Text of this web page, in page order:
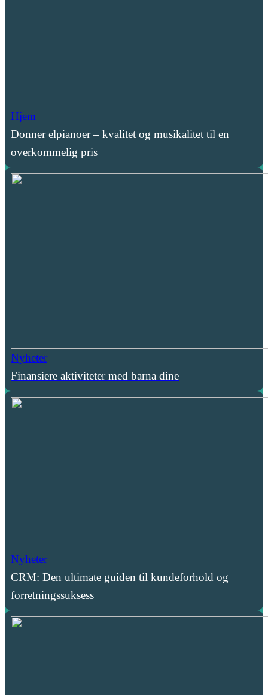
Hjem
Donner elpianoer – kvalitet og musikalitet til en
overkommelig pris
Nyheter
Finansiere aktiviteter med barna dine
Nyheter
CRM: Den ultimate guiden til kundeforhold og
forretningssuksess